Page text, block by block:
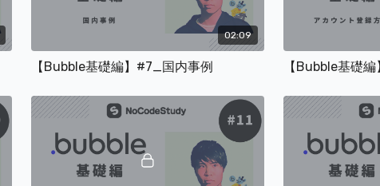
https://nocodecamp.co.jp/nocodecampsalon
気になることがあればこちらのフォームから投稿してください
新しい動画教材のリクエストでも受け付けております。
https://www.nocode-study.com/pages/contact
■講師紹介
02:09
【Bubble基礎編】#7_国内事例